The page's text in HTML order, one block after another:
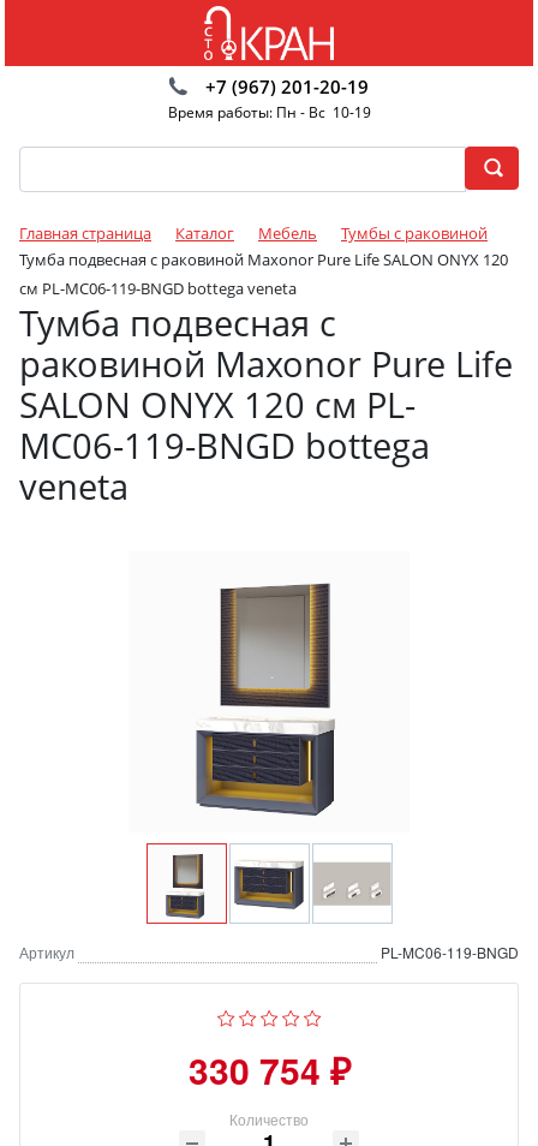
+7 (967) 201-20-19
Время работы: Пн - Вс 10-19
Главная страница Каталог Мебель
Тумбы с раковиной
Тумба подвесная с раковиной Maxonor Pure Life SALON ONYX 120
см PL-MC06-119-BNGD bottega veneta
Тумба подвесная с
раковиной Maxonor Pure Life
SALON ONYX 120 см PL-
MC06-119-BNGD bottega
veneta
Артикул PL-MC06-119-BNGD
330 754 ₽
Количество